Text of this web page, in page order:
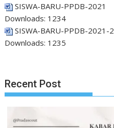
SISWA-BARU-PPDB-2021
Downloads: 1234
SISWA-BARU-PPDB-2021-2
Downloads: 1235
Recent Post